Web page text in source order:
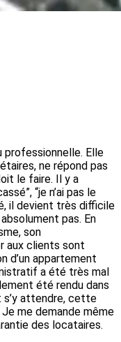
professionnelle. Elle
ne répond pas
le faire. Il y a
“je n’ai pas le
il devient très difficile
pas. En
son
aux clients sont
d’un appartement
a été très mal
été rendu dans
s’y attendre, cette
me demande même
des locataires.